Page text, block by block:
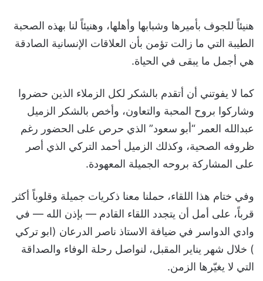
هنيئاً للجوف بأميرها وشبابها وأهلها، وهنيئاً لنا بهذه الصحبة
الطيبة التي ما زالت تؤمن بأن العلاقات الإنسانية الصادقة
هي أجمل ما يبقى في الحياة.
كما لا يفوتني أن أتقدم بالشكر لكل الزملاء الذين حضروا
وشاركوا بروح المحبة والتعاون، وأخص بالشكر الزميل
عبدالله العمر “أبو سعود” الذي حرص على الحضور رغم
ظروفه الصحية، وكذلك الزميل أحمد التركي الذي أصر
على المشاركة بروحه الجميلة المعهودة.
وفي ختام هذا اللقاء، حملنا معنا ذكريات جميلة وقلوباً أكثر
قرباً، على أمل أن يتجدد اللقاء القادم — بإذن الله — في
وادي الدواسر في ضيافة الاستاذ ناصر الدرعان (ابو تركي
) خلال شهر يناير المقبل، لنواصل رحلة الوفاء والصداقة
التي لا يغيّرها الزمن.